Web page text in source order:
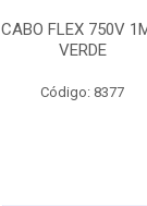
CABO FLEX 750V
VERDE
Código: 8377